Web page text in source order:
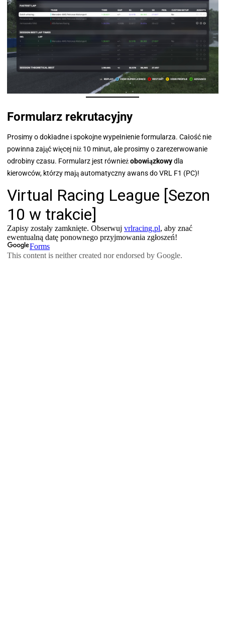
Formularz rekrutacyjny
Prosimy o dokładne i spokojne wypełnienie formularza. Całość nie
powinna zająć więcej niż 10 minut, ale prosimy o zarezerwowanie
odrobiny czasu. Formularz jest równieżobowiązkowydla
kierowców, którzy mają automatyczny awans do VRL F1 (PC)!